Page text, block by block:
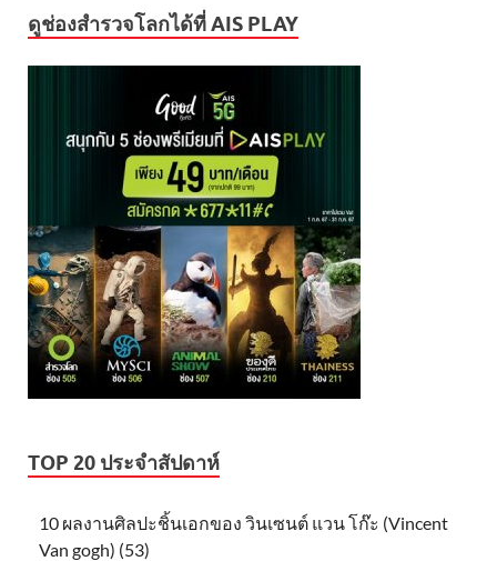
ดูช่องสำรวจโลกได้ที่ AIS PLAY
TOP 20 ประจำสัปดาห์
10 ผลงานศิลปะชิ้นเอกของ วินเซนต์ แวน โก๊ะ (Vincent
Van gogh) (53)